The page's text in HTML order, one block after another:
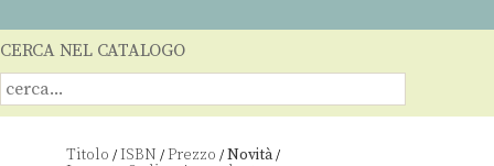
CERCA NEL CATALOGO
Titolo /ISBN /Prezzo /Novità/